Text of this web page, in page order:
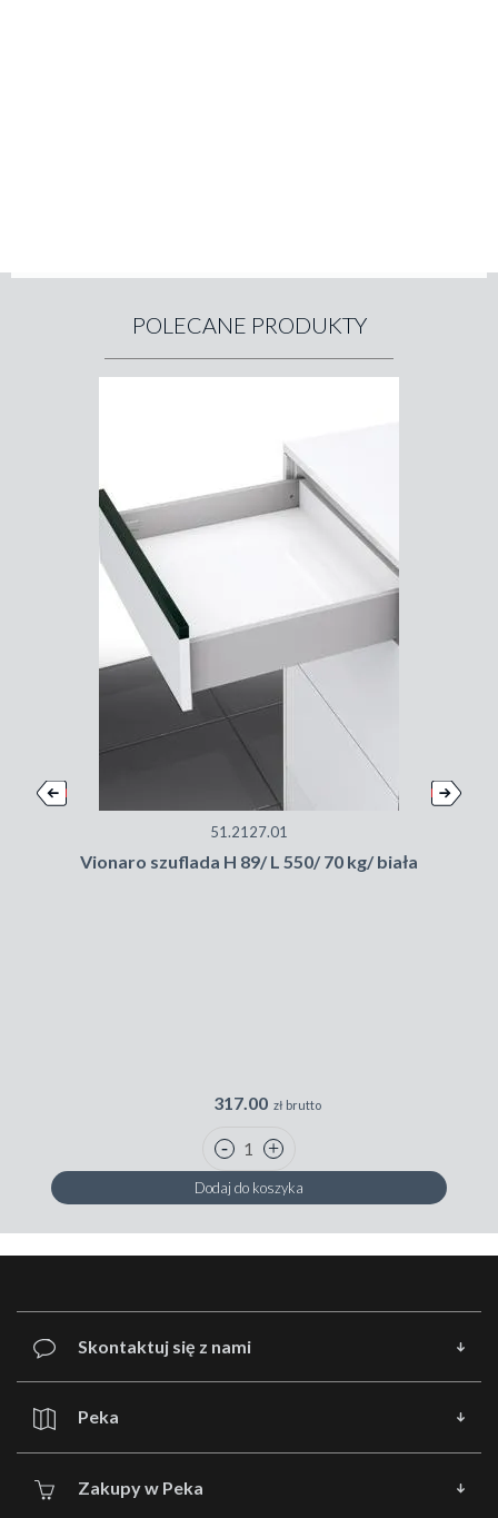
POLECANE PRODUKTY
51.2127.01
Vionaro szuflada H 89/ L 550/ 70 kg/ biała
317.00 zł brutto
Dodaj do koszyka
Skontaktuj się z nami
Peka
Zakupy w Peka